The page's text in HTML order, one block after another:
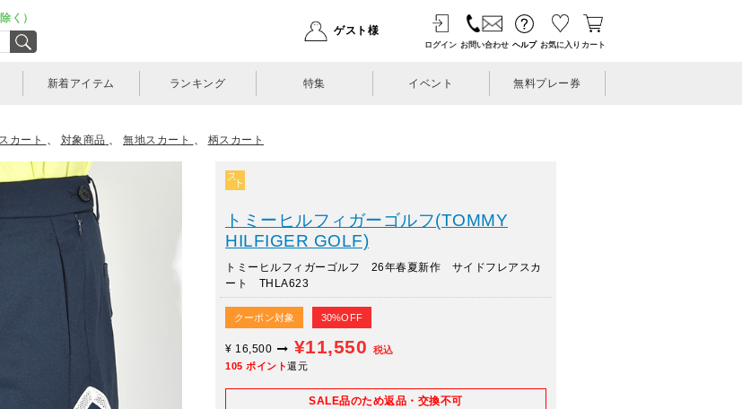
く）
ゲスト様
ログイン お問い合わせ ヘルプ お気に入り カート
新着アイテム ランキング 特集 イベント 無料プレー券
スカート 、 対象商品 、 無地スカート 、 柄スカート
トミーヒルフィガーゴルフ(TOMMY
HILFIGER GOLF)
トミーヒルフィガーゴルフ 26年春夏新作 サイドフレアスカ
ート THLA623
クーポン対象 30%OFF
¥ 16,500 ¥11,550
税込
105 ポイント還元
SALE品のため返品・交換不可